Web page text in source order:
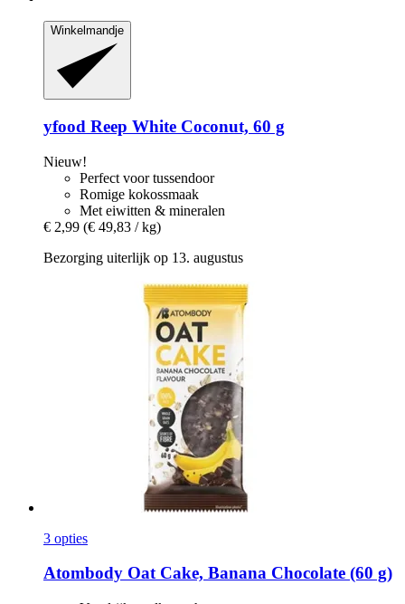
Winkelmandje
yfood Reep White Coconut, 60 g
Nieuw!
Perfect voor tussendoor
Romige kokossmaak
Met eiwitten & mineralen
€ 2,99 (€ 49,83 / kg)
Bezorging uiterlijk op 13. augustus
3 opties
Atombody Oat Cake, Banana Chocolate (60 g)